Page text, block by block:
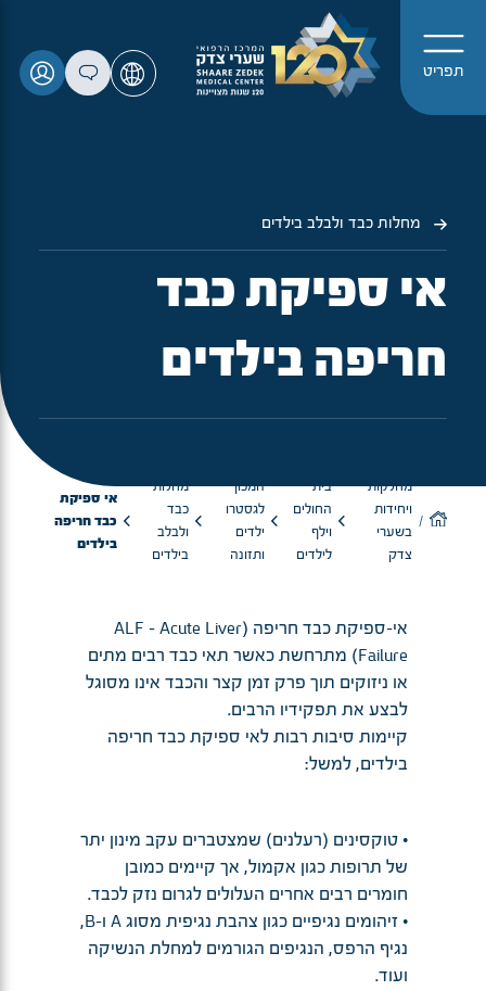
תפריט
מחלות כבד ולבלב בילדים
אי ספיקת כבד
חריפה בילדים
מחלקות
ויחידות
בשערי
צדק
בית
החולים
וילף
לילדים
המכון
לגסטרו
ילדים
ותזונה
מחלות
כבד
ולבלב
בילדים
אי ספיקת
כבד חריפה
בילדים
אי-ספיקת כבד חריפה (ALF - Acute Liver
Failure) מתרחשת כאשר תאי כבד רבים מתים
או ניזוקים תוך פרק זמן קצר והכבד אינו מסוגל
לבצע את תפקידיו הרבים.
קיימות סיבות רבות לאי ספיקת כבד חריפה
בילדים, למשל:
• טוקסינים (רעלנים) שמצטברים עקב מינון יתר
של תרופות כגון אקמול, אך קיימים כמובן
חומרים רבים אחרים העלולים לגרום נזק לכבד.
• זיהומים נגיפיים כגון צהבת נגיפית מסוג A ו-B,
נגיף הרפס, הנגיפים הגורמים למחלת הנשיקה
ועוד.